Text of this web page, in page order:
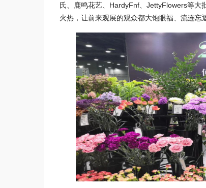
氏、鹿鸣花艺、HardyFnf、JettyFlowers等大
火热，让前来观展的观众都大饱眼福、流连忘